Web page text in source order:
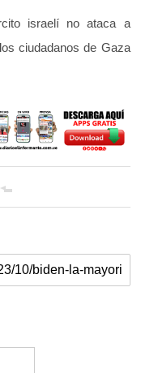
israelí no ataca a
ciudadanos de Gaza